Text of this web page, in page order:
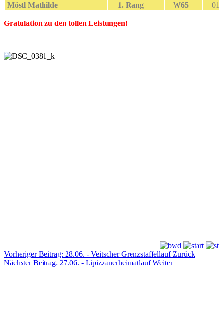
Möstl Mathilde
1. Rang W65
Gratulation zu den tollen Leistungen!
Vorheriger Beitrag: 28.06. - Veitscher Grenzstaffellauf Zurück
Nächster Beitrag: 27.06. - LipizzanerheimatlaufWeiter